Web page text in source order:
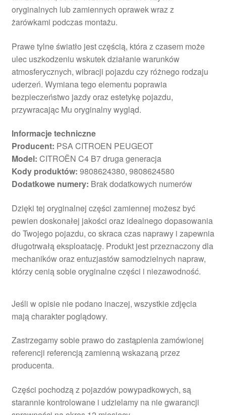
oryginalnych lub zamiennych oprawek wraz z
żarówkami podczas montażu.
Prawe tylne światło jest częścią, która z czasem może
ulec uszkodzeniu wskutek działanie warunków
atmosferycznych, wibracji pojazdu czy różnego rodzaju
uderzeń. Wymiana tego elementu poprawia
bezpieczeństwo jazdy oraz estetykę pojazdu,
przywracając Mu oryginalny wygląd.
Informacje techniczne
Producent: PSA CITROEN PEUGEOT
Model: CITROËN C4 B7 druga generacja
Kody produktów: 9808624380, 9808624580
Dodatkowe numery: Brak dodatkowych numerów
Dzięki tej oryginalnej części zamiennej możesz być
pewien doskonałej jakości oraz idealnego dopasowania
do Twojego pojazdu, co skraca czas naprawy i zapewnia
długotrwałą eksploatację. Produkt jest przeznaczony dla
mechaników oraz entuzjastów samodzielnych napraw,
którzy cenią sobie oryginalne części i niezawodność.
Jeśli w opisie nie podano inaczej, wszystkie zdjęcia
mają charakter poglądowy.
Zastrzegamy sobie prawo do zastąpienia zamówionej
referencji referencją zamienną wskazaną przez
producenta.
Części pochodzą z pojazdów powypadkowych, są
starannie kontrolowane i udzielamy na nie gwarancji